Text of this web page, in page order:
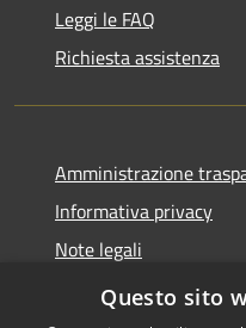
Leggi le FAQ
Richiesta assistenza
Amministrazione
Informativa privacy
Note legali
Dichiarazione di
Questo sito